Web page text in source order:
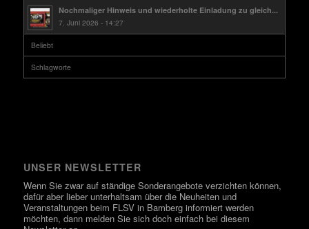
Nochmaliger Hinweis und wiederholte Einladung zu gleich...
7. Juni 2026 - 14:27
Beliebt
Schlagworte
UNSER NEWSLETTER
Wenn Sie zwar auf ständige Sonderangebote verzichten können,
dafür aber lieber unterhaltsam über die Neuheiten und
Veranstaltungen beim FLSV in Bamberg informiert werden
möchten, dann melden Sie sich doch einfach bei diesem